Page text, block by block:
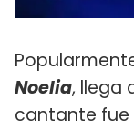
Noelia, llega
cantante fue